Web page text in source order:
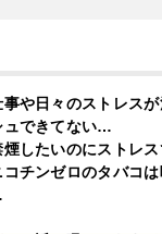
事や日々のストレス
ュできてない…
煙したいのにストレ
コチンゼロのタバコ